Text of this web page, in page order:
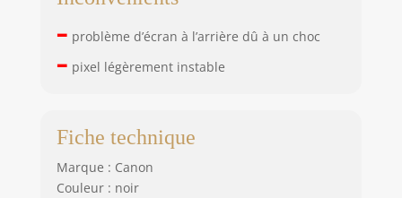
– problème d’écran à l’arrière dû à un choc
– pixel légèrement instable
Fiche technique
Marque : Canon
Couleur : noir